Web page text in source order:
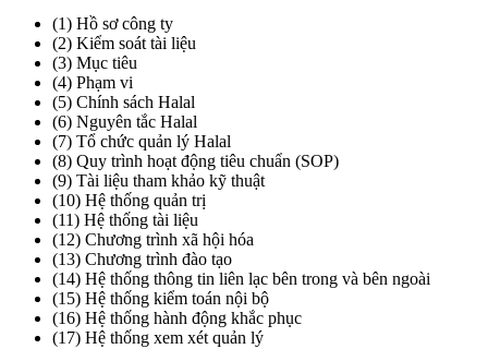
(1) Hồ sơ công ty
(2) Kiểm soát tài liệu
(3) Mục tiêu
(4) Phạm vi
(5) Chính sách Halal
(6) Nguyên tắc Halal
(7) Tổ chức quản lý Halal
(8) Quy trình hoạt động tiêu chuẩn (SOP)
(9) Tài liệu tham khảo kỹ thuật
(10) Hệ thống quản trị
(11) Hệ thống tài liệu
(12) Chương trình xã hội hóa
(13) Chương trình đào tạo
(14) Hệ thống thông tin liên lạc bên trong và bên ngoài
(15) Hệ thống kiểm toán nội bộ
(16) Hệ thống hành động khắc phục
(17) Hệ thống xem xét quản lý